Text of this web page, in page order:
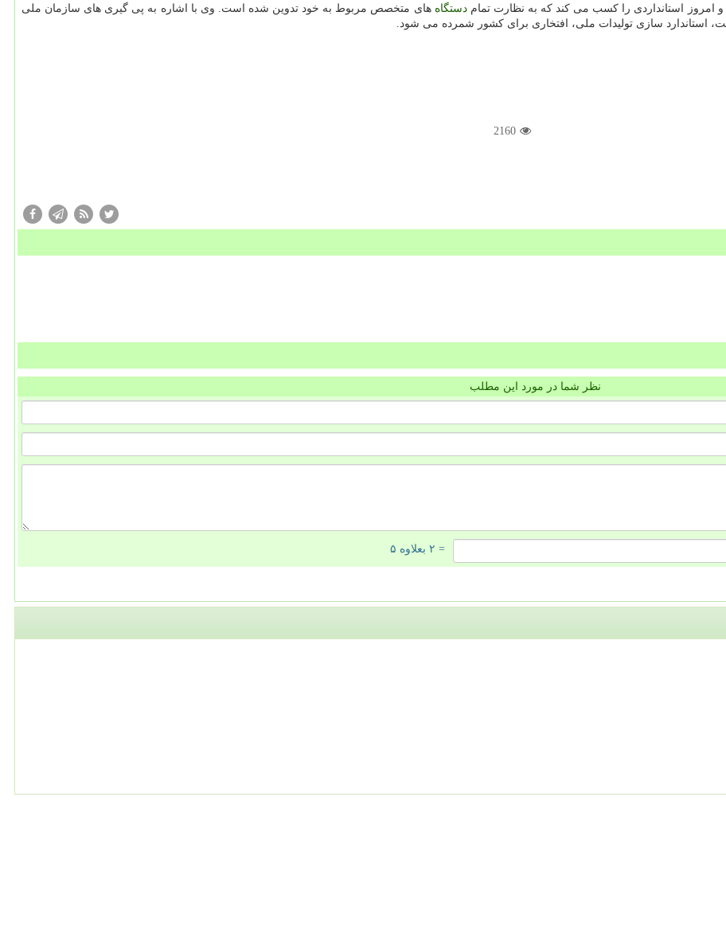
امروز استانداردی را کسب می کند که به نظارت تمامدستگاه های متخصص مربوط به خود تدوین شده است. وی با اشاره به پی گیری های سازمان ملی
استاندارد سازی تولیدات ملی، افتخاری برای کشور شمرده می شود.
2160
نظر شما در مورد این مطلب
= ۲ بعلاوه ۵